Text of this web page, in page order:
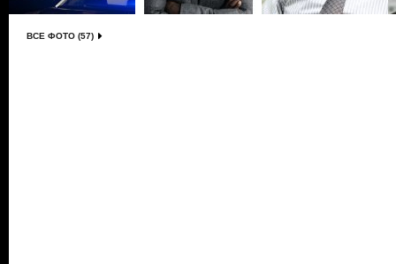
ВСЕ ФОТО (57)